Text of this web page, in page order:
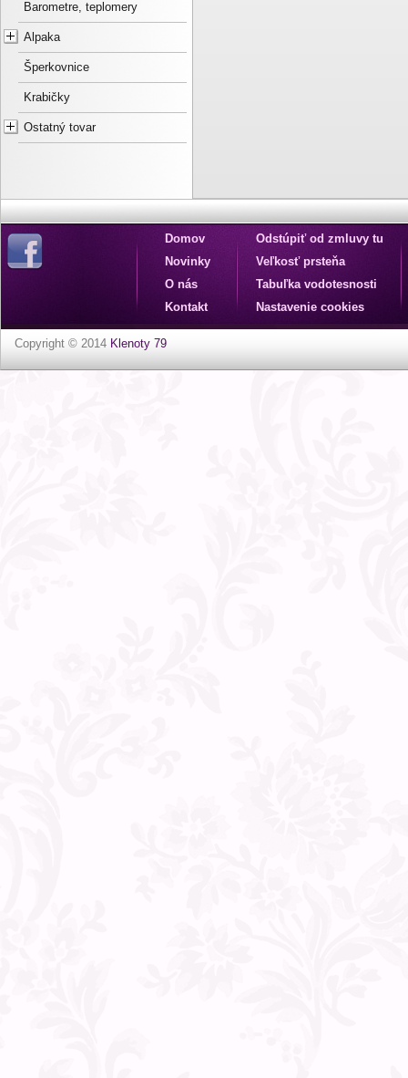
Barometre, teplomery
Alpaka
Šperkovnice
Krabičky
Ostatný tovar
Domov
Novinky
O nás
Kontakt
Odstúpiť od zmluvy tu
Veľkosť prsteňa
Tabuľka vodotesnosti
Nastavenie cookies
Copyright © 2014 Klenoty 79